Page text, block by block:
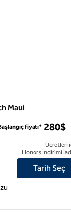
Maui
otel detaylarını
fiyatı* 280$
Ücretleri
Honors İndirimi
Tarih Seç